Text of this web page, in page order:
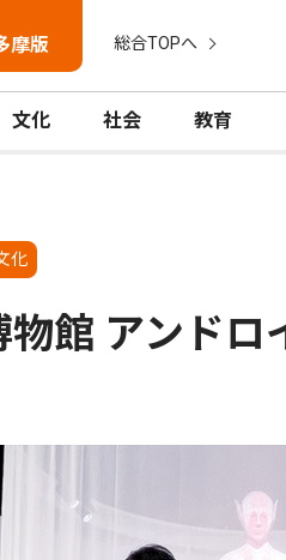
摩版 総合TOPへ
文化 社会 教育
化
館 アンド